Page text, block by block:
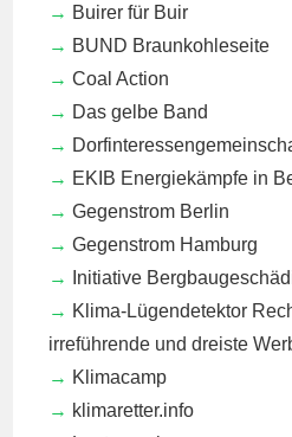
Buirer für Buir
BUND Braunkohleseite
Coal Action
Das gelbe Band
EKIB Energiekämpfe in
Gegenstrom Berlin
Gegenstrom Hamburg
Initiative
Klima-Lügendetektor
irreführende und dreiste
Klimacamp
klimaretter.info